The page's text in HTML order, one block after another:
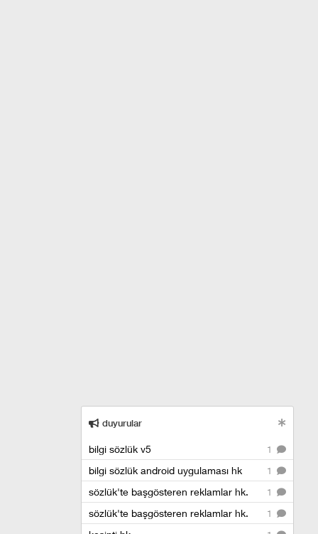
duyurular
1
bilgi sözlük v5
1
bilgi sözlük android uygulaması hk
1
sözlük'te başgösteren reklamlar hk.
1
sözlük'te başgösteren reklamlar hk.